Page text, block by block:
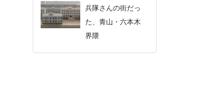
兵隊さんの街だっ
た、青山・六本木
界隈